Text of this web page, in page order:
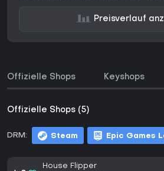
Preisverlauf
Offizielle Shops Keyshops
Offizielle Shops (5)
DRM: Steam Epic Games
House Flipper